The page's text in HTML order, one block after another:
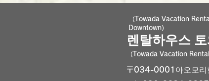
렌탈하우스
（Towada Vacation
Downtown）
（Towada Vacation
〒034-0001아오모리